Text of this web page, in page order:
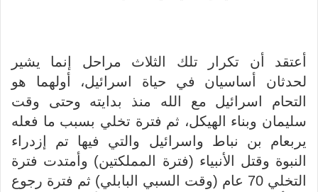
أعتقد أن تكرار تلك الثلاث مراحل إنما يشير
لحدثان أساسيان في حياة اسرائيل، أولهما هو
التحام اسرائيل مع الله منذ بدايته وحتى وقت
سليمان وبناء الهيكل، ثم فترة تخلي بسبب ما فعله
يربعام بن نباط واسرائيل والتي فيها تم إزدراء
النبوة وقتل الأنبياء (فترة المملكتين) وأمتدت فترة
التخلي 70 عام (وقت السبي البابلي) ثم فترة رجوع